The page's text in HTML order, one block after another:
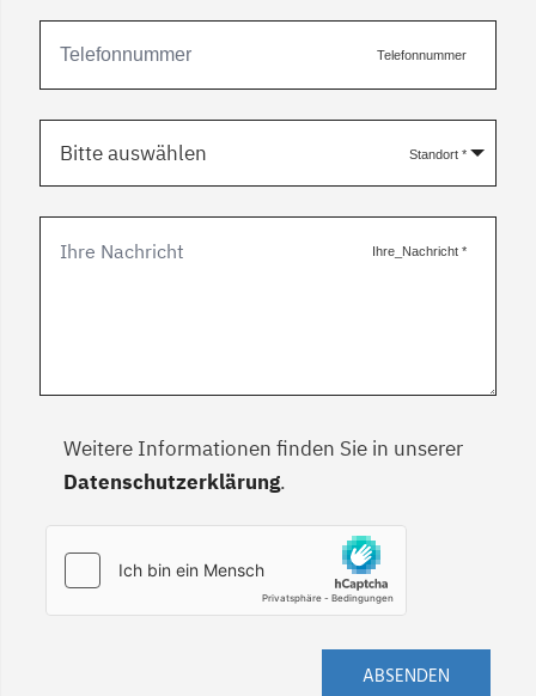
Telefonnummer
Standort *
Bitte auswählen
Ihre_Nachricht *
Weitere Informationen finden Sie in unserer
Datenschutzerklärung.
ABSENDEN